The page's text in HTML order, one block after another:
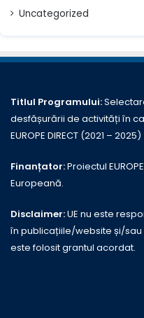
Uncategorized
Titlul Programului:
desfășurării de activități în
EUROPE DIRECT (2021 – 2025)
Finanțator:Proiectul
Europeană.
Disclaimer:UE nu este
în publicațiile/website și/
este folosit grantul acordat.